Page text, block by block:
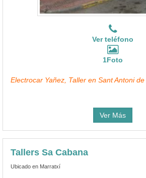
Ver teléfono
1Foto
Electrocar Yañez, Taller en Sant Antoni
Ver Más
Tallers Sa Cabana
Ubicado en Marratxí